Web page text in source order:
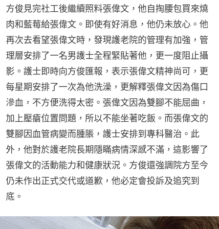
方俊見完社工後繼續照料張偉文，他自掏腰包買來燒
肉和藍莓給張偉文。即使有好消息，他仍未放心。他
再次去看望張偉文時，發現護老院的管理有加強，管
理層安排了一名男護士全程緊貼著他，更一度阻止攝
影。護士即時向方俊匯報，表示張偉文精神尚可，更
每星期安排了一次為他洗澡，更解釋張偉文因為傷口
滲血，不方便洗得太密。張偉文因為雙腳不能屈曲，
加上壓瘡位置問題，所以不能坐著吃飯。而張偉文的
雙腳因血管病變而腫脹，護士安排到專科醫治。此
外，他對於護老院長期隱瞞病情深感不滿，這影響了
張偉文的活動能力和健康狀況。方俊還強調院方至今
仍未作出正式交代或道歉，他必定會投訴及追究到
底。